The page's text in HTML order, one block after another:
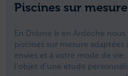
Piscines sur mesure
En Drôme & en Ardèche
piscines sur mesure adaptées
envies et à votre mode de
l’objet d’une étude